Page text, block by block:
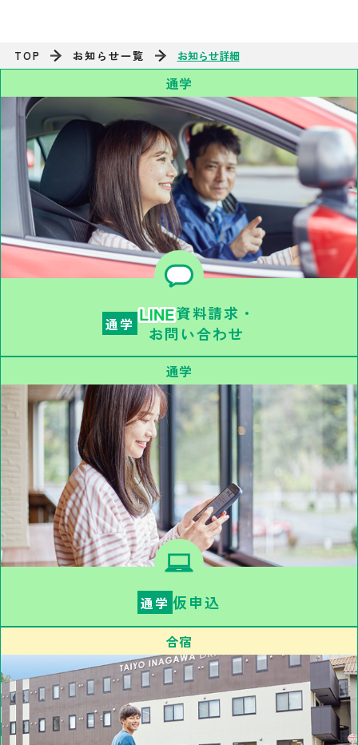
TOP お知らせ一覧 お知らせ詳細
通学
通学
資料請求・
お問い合わせ
通学
通学 仮申込
合宿